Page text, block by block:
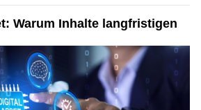
Warum Inhalte langfristigen